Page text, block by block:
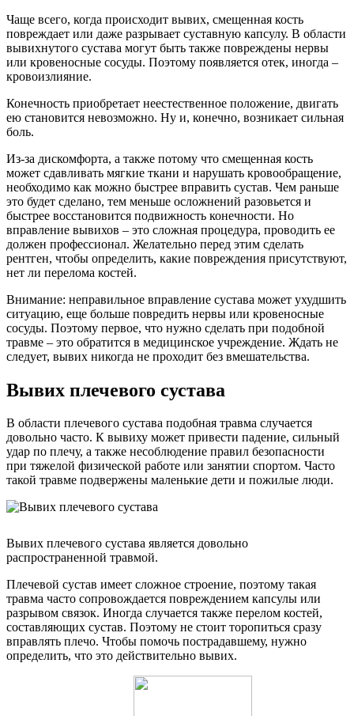
Чаще всего, когда происходит вывих, смещенная кость
повреждает или даже разрывает суставную капсулу. В области
вывихнутого сустава могут быть также повреждены нервы
или кровеносные сосуды. Поэтому появляется отек, иногда –
кровоизлияние.
Конечность приобретает неестественное положение, двигать
ею становится невозможно. Ну и, конечно, возникает сильная
боль.
Из-за дискомфорта, а также потому что смещенная кость
может сдавливать мягкие ткани и нарушать кровообращение,
необходимо как можно быстрее вправить сустав. Чем раньше
это будет сделано, тем меньше осложнений разовьется и
быстрее восстановится подвижность конечности. Но
вправление вывихов – это сложная процедура, проводить ее
должен профессионал. Желательно перед этим сделать
рентген, чтобы определить, какие повреждения присутствуют,
нет ли перелома костей.
Внимание: неправильное вправление сустава может ухудшить
ситуацию, еще больше повредить нервы или кровеносные
сосуды. Поэтому первое, что нужно сделать при подобной
травме – это обратится в медицинское учреждение. Ждать не
следует, вывих никогда не проходит без вмешательства.
Вывих плечевого сустава
В области плечевого сустава подобная травма случается
довольно часто. К вывиху может привести падение, сильный
удар по плечу, а также несоблюдение правил безопасности
при тяжелой физической работе или занятии спортом. Часто
такой травме подвержены маленькие дети и пожилые люди.
Вывих плечевого сустава является довольно
распространенной травмой.
Плечевой сустав имеет сложное строение, поэтому такая
травма часто сопровождается повреждением капсулы или
разрывом связок. Иногда случается также перелом костей,
составляющих сустав. Поэтому не стоит торопиться сразу
вправлять плечо. Чтобы помочь пострадавшему, нужно
определить, что это действительно вывих.